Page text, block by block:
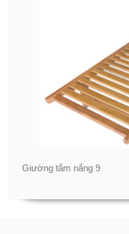
Giường tắm nắng 9